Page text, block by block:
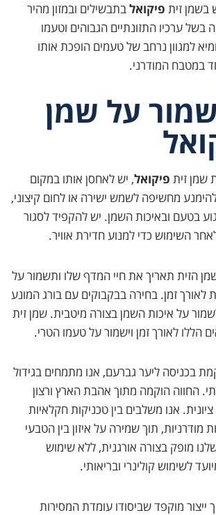
בשמן זית פיקואלבתבשילים ובמזון מהיר
בשל ערכיו התזונתיים הגבוהים וטעמו
למגוון נרחב של טעמים הופכת אותו
במטבח המודרני.
על שמן
שמן זית פיקואל, יש לאחסן אותו במקום
מחשיפה לשמש ישירה או לחום קיצוני,
בטעם ובאיכות השמן. יש להקפיד לסגור
השימוש כדי למנוע חדירת אוויר.
הזית תאריך את חיי המדף שלו ותשמור על
לאורך זמן. בחירה בבקבוקים עם בורג המונע
על איכות השמן בצורה מיטבית. שמן זית
הללו לאורך זמן וישמור על טעמו הטרי.
בכניסה ליער גברעם, אנו מתמחים בגידול
החווה הוקמה מתוך אהבת הארץ ורצון
אנו משלבים בין טכניקות חקלאיות
מודרניות, תוך שמירה על איזון בין הטבעי
מופק בצורה אורגנית, ללא שימוש
לשימוש קולינרי ובריאותי.
ייצור מוקפד שביסודו עומדת המסירות